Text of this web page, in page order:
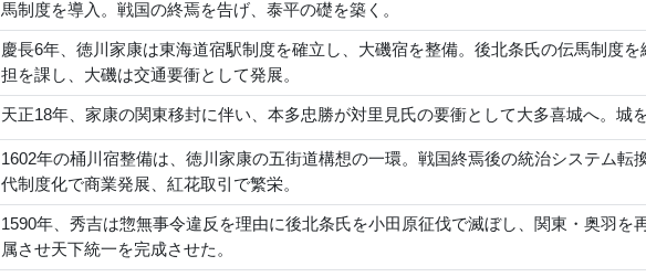
馬制度を導入。戦国の終焉を告げ、泰平の礎を築く。
慶長6年、徳川家康は東海道宿駅制度を確立し、大磯宿を整備。後北条氏の伝馬制度
担を課し、大磯は交通要衝として発展。
天正18年、家康の関東移封に伴い、本多忠勝が対里見氏の要衝として大多喜城へ。
1602年の桶川宿整備は、徳川家康の五街道構想の一環。戦国終焉後の統治システム
代制度化で商業発展、紅花取引で繁栄。
1590年、秀吉は惣無事令違反を理由に後北条氏を小田原征伐で滅ぼし、関東・奥羽
属させ天下統一を完成させた。